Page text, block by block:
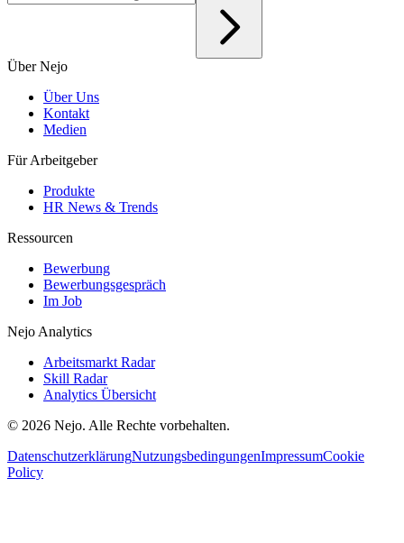
Über Nejo
Über Uns
Kontakt
Medien
Für Arbeitgeber
Produkte
HR News & Trends
Ressourcen
Bewerbung
Bewerbungsgespräch
Im Job
Nejo Analytics
Arbeitsmarkt Radar
Skill Radar
Analytics Übersicht
© 2026 Nejo. Alle Rechte vorbehalten.
DatenschutzerklärungNutzungsbedingungenImpressumCookie
Policy